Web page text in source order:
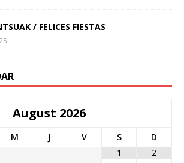
/ FELICES FIESTAS
August 2026
M J V S
D
1
2